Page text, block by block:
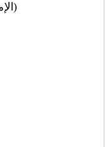
United Arab Emirates (الإمارات العربية المتحدة)